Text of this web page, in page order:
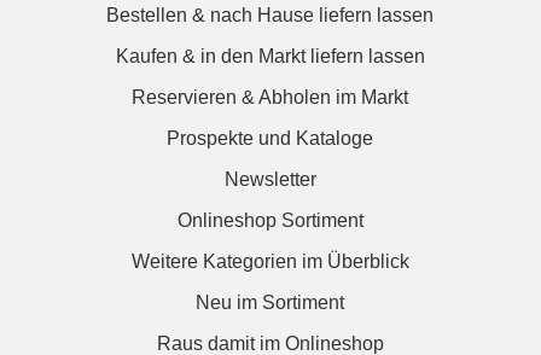
Bestellen & nach Hause liefern lassen
Kaufen & in den Markt liefern lassen
Reservieren & Abholen im Markt
Prospekte und Kataloge
Newsletter
Onlineshop Sortiment
Weitere Kategorien im Überblick
Neu im Sortiment
Raus damit im Onlineshop